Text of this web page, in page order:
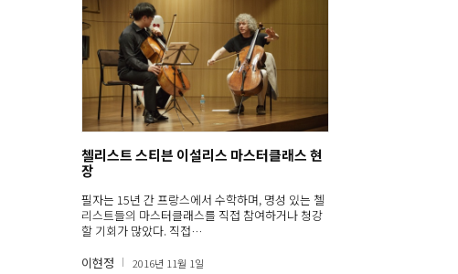
첼리스트 스티븐 이설리스 마스터클래스 현
장
필자는 15년 간 프랑스에서 수학하며, 명성 있는 첼
리스트들의 마스터클래스를 직접 참여하거나 청강
할 기회가 많았다. 직접…
이현정
2016년 11월 1일